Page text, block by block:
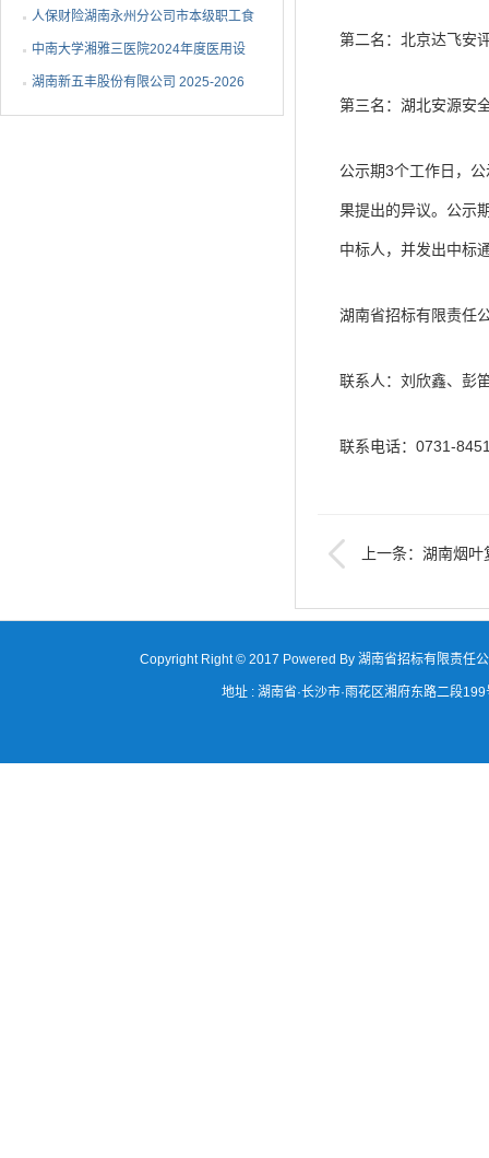
第二名：北京达飞安
第三名：湖北安源安
公示期3个工作日，
果提出的异议。公示
中标人，并发出中标
湖南省招标有限责任
联系人：刘欣鑫、彭
联系电话：0731-
上一条：湖南烟
公示
项目中标（成交）公告
人保财险湖南永州分公司市本级职工食
堂维修改造采购项目成...
中南大学湘雅三医院2024年度医用设
备（C-6）包二中标公告
湖南新五丰股份有限公司 2025-2026
年度塑料包装袋采购项...
Copyright Right © 2017 Powered By 湖南省招标有限责任
地址 : 湖南省·长沙市·雨花区湘府东路二段199